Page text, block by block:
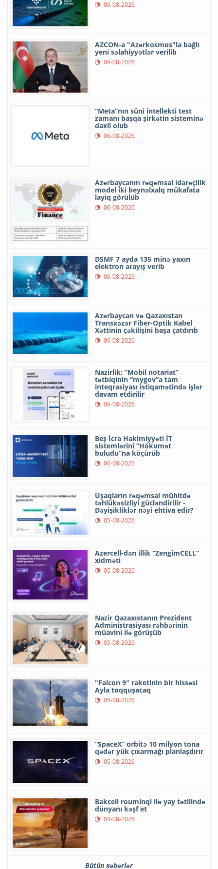
06-08-2026
AZCON-a "Azərkosmos"la bağlı
yeni səlahiyyətlər verilib
06-08-2026
“Meta”nın süni intellekti test
zamanı başqa şirkətin sisteminə
daxil olub
06-08-2026
Azərbaycanın rəqəmsal idarəçilik
model iki beynəlxalq mükafata
layiq görülüb
06-08-2026
DSMF 7 ayda 135 minə yaxın
elektron arayış verib
06-08-2026
Azərbaycan və Qazaxıstan
Transxəzər Fiber-Optik Kabel
Xəttinin çəkilişini başa çatdırıb
06-08-2026
Nazirlik: “Mobil notariat”
tətbiqinin “mygov”a tam
inteqrasiyası istiqamətində işlər
davam etdirilir
06-08-2026
Beş İcra Hakimiyyəti İT
sistemlərini “Hökumət
buludu”na köçürüb
06-08-2026
Uşaqların rəqəmsal mühitdə
təhlükəsizliyi gücləndirilir -
Dəyişikliklər nəyi ehtiva edir?
05-08-2026
Azercell-dən illik “ZengimCELL”
xidməti
05-08-2026
Nazir Qazaxıstanın Prezident
Administrasiyası rəhbərinin
müavini ilə görüşüb
05-08-2026
"Falcon 9" raketinin bir hissəsi
Ayla toqquşacaq
05-08-2026
“SpaceX” orbitə 10 milyon tona
qədər yük çıxarmağı planlaşdırır
05-08-2026
Bakcell rouminqi ilə yay tətilində
dünyanı kəşf et
04-08-2026
Bütün xəbərlər